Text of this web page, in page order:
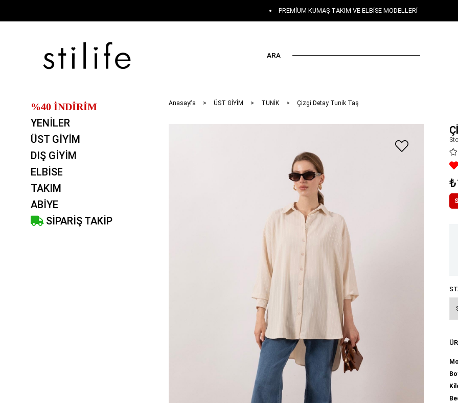
PREMIUM KUMAŞ TAKIM VE ELBISE MODELLERI
%40 İNDİRİM
YENİLER
ÜST GİYİM
DIŞ GİYİM
ELBİSE
TAKIM
ABİYE
SİPARİŞ TAKİP
ARA
Anasayfa ÜST GİYİM TUNİK Çizgi Detay Tunik Taş